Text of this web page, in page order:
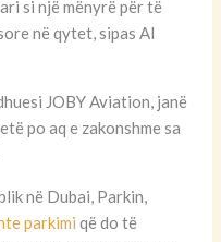
si një mënyrë për të
në qytet, sipas Al
JOBY Aviation, janë
po aq e zakonshme sa
në Dubai, Parkin,
parkimi që do të